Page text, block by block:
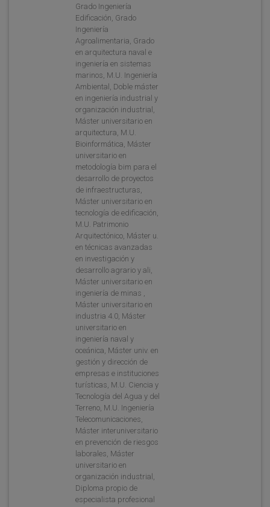
Grado Ingeniería
Edificación, Grado
Ingeniería
Agroalimentaria, Grado
en arquitectura naval e
ingeniería en sistemas
marinos, M.U. Ingeniería
Ambiental, Doble máster
en ingeniería industrial y
organización industrial,
Máster universitario en
arquitectura, M.U.
Bioinformática, Máster
universitario en
metodología bim para el
desarrollo de proyectos
de infraestructuras,
Máster universitario en
tecnología de edificación,
M.U. Patrimonio
Arquitectónico, Máster u.
en técnicas avanzadas
en investigación y
desarrollo agrario y ali,
Máster universitario en
ingeniería de minas ,
Máster universitario en
industria 4.0, Máster
universitario en
ingeniería naval y
oceánica, Máster univ. en
gestión y dirección de
empresas e instituciones
turísticas, M.U. Ciencia y
Tecnología del Agua y del
Terreno, M.U. Ingeniería
Telecomunicaciones,
Máster interuniversitario
en prevención de riesgos
laborales, Máster
universitario en
organización industrial,
Diploma propio de
especialista profesional